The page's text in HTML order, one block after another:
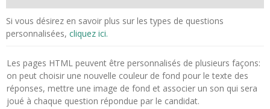
Si vous désirez en savoir plus sur les types de questions
personnalisées, cliquez ici.
Les pages HTML peuvent être personnalisés de plusieurs façons:
on peut choisir une nouvelle couleur de fond pour le texte des
réponses, mettre une image de fond et associer un son qui sera
joué à chaque question répondue par le candidat.